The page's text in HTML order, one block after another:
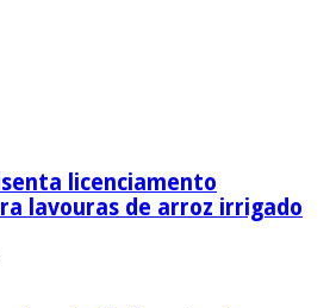
licenciamento
lavouras de arroz irrigado